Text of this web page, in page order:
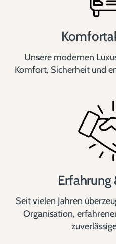
Unsere modernen
Komfort, Sicherheit und
Seit vielen Jahren
Organisation,